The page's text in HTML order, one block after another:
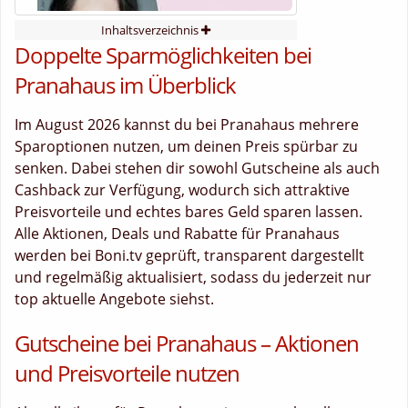
Inhaltsverzeichnis
Doppelte Sparmöglichkeiten bei
Pranahaus im Überblick
Im August 2026 kannst du bei Pranahaus mehrere
Sparoptionen nutzen, um deinen Preis spürbar zu
senken. Dabei stehen dir sowohl Gutscheine als auch
Cashback zur Verfügung, wodurch sich attraktive
Preisvorteile und echtes bares Geld sparen lassen.
Alle Aktionen, Deals und Rabatte für Pranahaus
werden bei Boni.tv geprüft, transparent dargestellt
und regelmäßig aktualisiert, sodass du jederzeit nur
top aktuelle Angebote siehst.
Gutscheine bei Pranahaus – Aktionen
und Preisvorteile nutzen